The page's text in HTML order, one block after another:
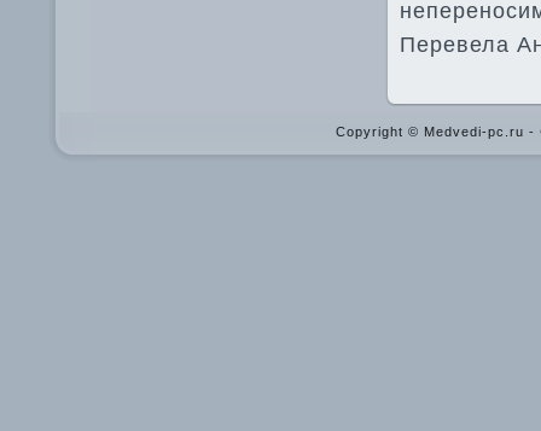
Перевела
Copyright © Medvedi-pc.ru -